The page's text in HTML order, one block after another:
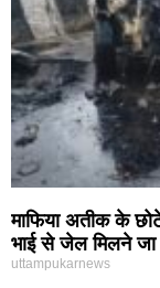
माफिया अतीक के
भाई से जेल मिलने
uttampukarnews